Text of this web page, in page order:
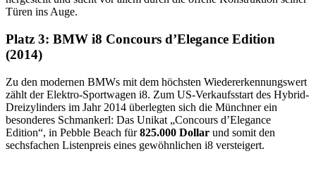
Türen ins Auge.
Platz 3: BMW i8 Concours d’Elegance Edition
(2014)
Zu den modernen BMWs mit dem höchsten Wiedererkennungswert
zählt der Elektro-Sportwagen i8. Zum US-Verkaufsstart des Hybrid-
Dreizylinders im Jahr 2014 überlegten sich die Münchner ein
besonderes Schmankerl: Das Unikat „Concours d’Elegance
Edition“, in Pebble Beach für825.000 Dollar und somit den
sechsfachen Listenpreis eines gewöhnlichen i8 versteigert.